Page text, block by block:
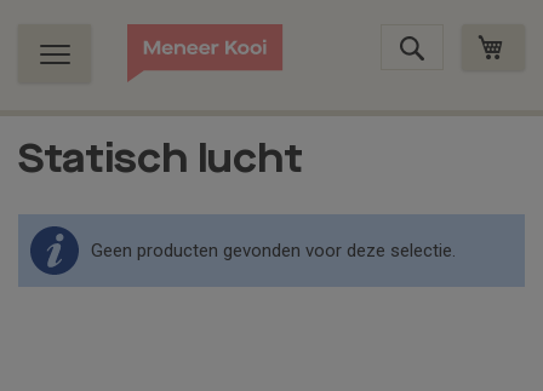
naar
Statisch lucht
Geen producten gevonden voor deze selectie.